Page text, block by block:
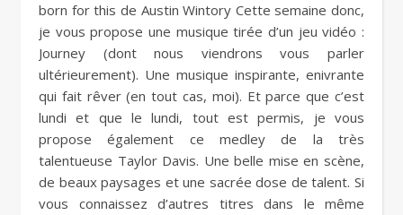
born for this de Austin Wintory Cette semaine donc,
je vous propose une musique tirée d’un jeu vidéo :
Journey (dont nous viendrons vous parler
ultérieurement). Une musique inspirante, enivrante
qui fait rêver (en tout cas, moi). Et parce que c’est
lundi et que le lundi, tout est permis, je vous
propose également ce medley de la très
talentueuse Taylor Davis. Une belle mise en scène,
de beaux paysages et une sacrée dose de talent. Si
vous connaissez d’autres titres dans le même